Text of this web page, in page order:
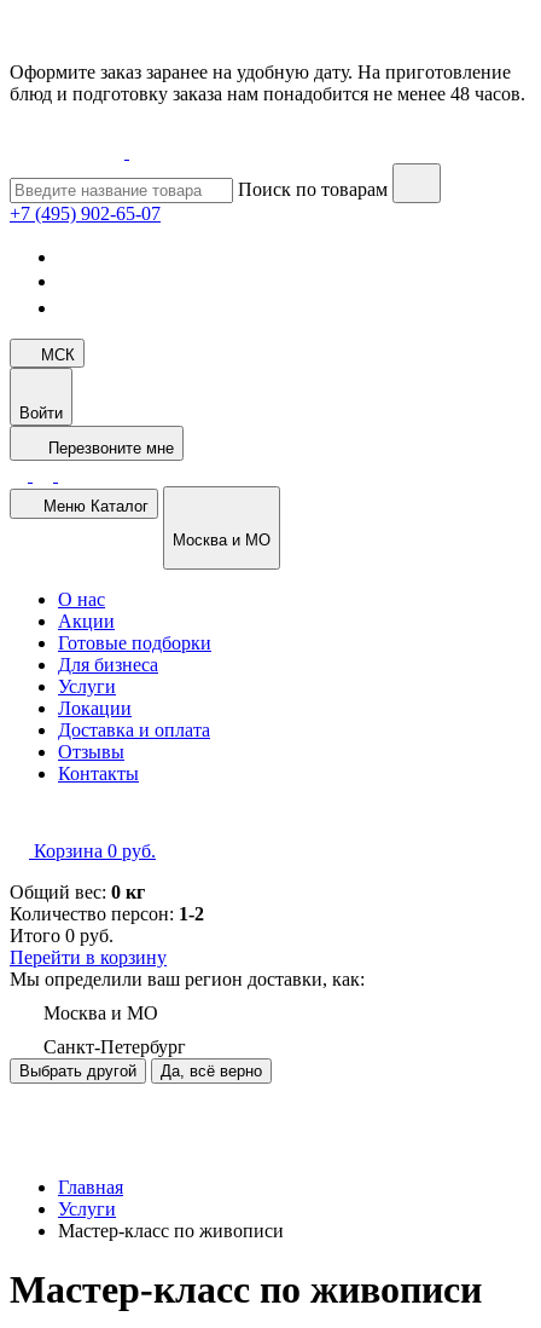
Оформите заказ заранее на удобную дату. На приготовление
блюд и подготовку заказа нам понадобится не менее 48 часов.
Поиск по товарам
+7 (495) 902-65-07
МСК
Войти
Перезвоните мне
Меню Каталог
Москва и МО
О нас
Акции
Готовые подборки
Для бизнеса
Услуги
Локации
Доставка и оплата
Отзывы
Контакты
Корзина 0 руб.
Общий вес: 0 кг
Количество персон: 1-2
Итого 0 руб.
Перейти в корзину
Мы определили ваш регион доставки, как:
Москва и МО
Санкт-Петербург
Выбрать другой Да, всё верно
Главная
Услуги
Мастер-класс по живописи
Мастер-класс по живописи